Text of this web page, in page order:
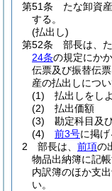
第51条
たな卸資
する。
(払出し)
第52条
部長は、
24条の規定にか
伝票及び振替伝
産の払出しにつ
(1)
払出しをし
(2)
払出価額
(3)
勘定科目及
(4)
前3号に掲
2
部長は、 前項の
物品出納簿に記帳
内訳簿のほか支
い。